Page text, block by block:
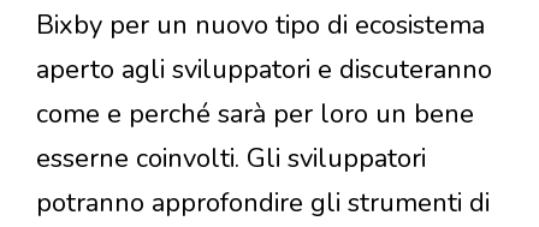
Bixby per un nuovo tipo di ecosistema
aperto agli sviluppatori e discuteranno
come e perché sarà per loro un bene
esserne coinvolti. Gli sviluppatori
potranno approfondire gli strumenti di